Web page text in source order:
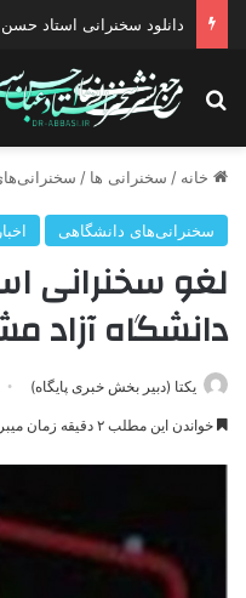
دانلود سخنرانی استاد حسن
جستجو برای
خانه / سخنرانی ها /
سخنرانی‌های دانشگاهی اخبار
لغو سخنرانی
دانشگاه آزاد
یکتا (دبیر بخش خبری پایگاه)
خواندن این مطلب ۲ دقیقه زمان میبرد